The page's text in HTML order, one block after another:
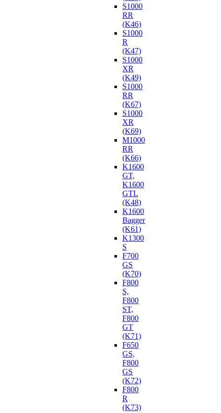
S1000
RR
(K46)
S1000
R
(K47)
S1000
XR
(K49)
S1000
RR
(K67)
S1000
XR
(K69)
M1000
RR
(K66)
K1600
GT,
K1600
GTL
(K48)
K1600
Bagger
(K61)
K1300
S
F700
GS
(K70)
F800
S,
F800
ST,
F800
GT
(K71)
F650
GS,
F800
GS
(K72)
F800
R
(K73)